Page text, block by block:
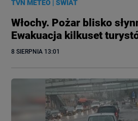
TVN METEO |ŚWIAT
Włochy. Pożar blisko
Ewakuacja kilkuset
8 SIERPNIA 13:01